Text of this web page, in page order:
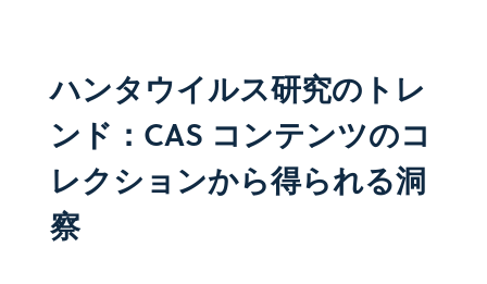
ハンタウイルス研究のトレ
ンド：CAS コンテンツのコ
レクションから得られる洞
察